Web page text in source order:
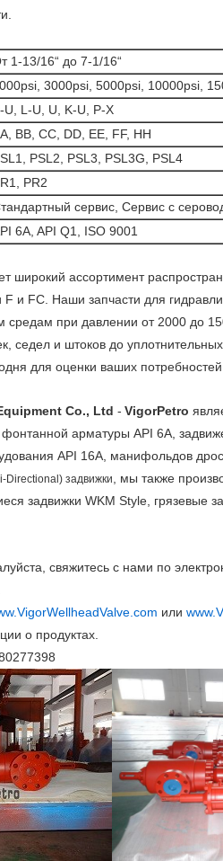
1-13/16“ до 7-1/16“
3000psi, 5000psi, 10000psi,
U, L-U, U, K-U, P-X
BB, CC, DD, EE, FF, HH
PSL2, PSL3, PSL3G, PSL4
PR2
сервис, Сервис с
6A, API Q1, ISO 9001
широкий ассортимент
и FC. Наши запчасти для
средам при давлении от 2000 до
седел и штоков до
для оценки ваших потребностей.
Co., Ltd - VigorPetro
фонтанной арматуры API 6A,
API 16A, манифольдов
Directional) задвижки
, мы также
задвижки WKM Style, грязевые
свяжитесь с нами по
или
о продуктах.